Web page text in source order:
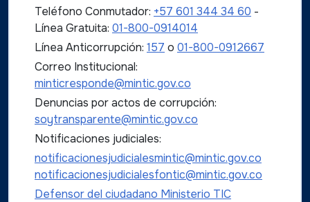
Teléfono Conmutador: +57 601 344 34 60 -
Línea Gratuita: 01-800-0914014
Línea Anticorrupción: 157 o 01-800-0912667
Correo Institucional:
minticresponde@mintic.gov.co
Denuncias por actos de corrupción:
soytransparente@mintic.gov.co
Notificaciones judiciales:
notificacionesjudicialesmintic@mintic.gov.co
notificacionesjudicialesfontic@mintic.gov.co
Defensor del ciudadano Ministerio TIC